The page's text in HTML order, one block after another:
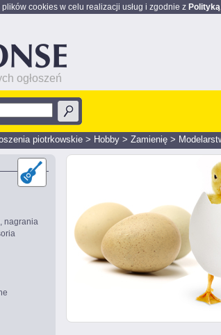
cookies w celu realizacji usług i zgodnie z
ogłoszeń
piotrkowskie > Hobby > Zamienię >
nagrania